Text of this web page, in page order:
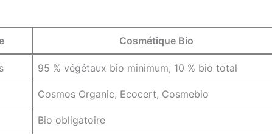
Cosmétique Bio
95 % végétaux bio minimum, 10 % bio total
Cosmos Organic, Ecocert, Cosmebio
Bio obligatoire